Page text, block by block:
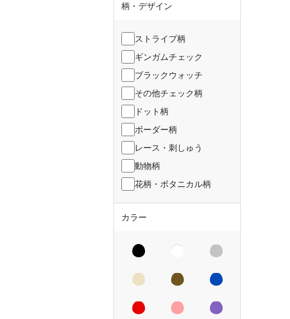
柄・デザイン
ストライプ柄
ギンガムチェック
ブラックウォッチ
その他チェック柄
ドット柄
ボーダー柄
レース・刺しゅう
動物柄
花柄・ボタニカル柄
カラー